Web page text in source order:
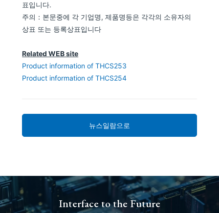
표입니다.
주의：본문중에 각 기업명, 제품명등은 각각의 소유자의
상표 또는 등록상표입니다
Related WEB site
Product information of THCS253
Product information of THCS254
뉴스일람으로
Interface to the Future